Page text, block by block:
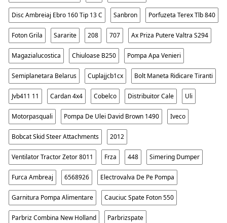
Disc Ambreiaj Ebro 160 Tip 13 C Sanbron Porfuzeta Terex Tlb 840
Foton Grila Sararite 208 707 Ax Priza Putere Valtra S294
Magazialucostica Chiuloase B250 Pompa Apa Venieri
Semiplanetara Belarus Cuplajjcb1cx Bolt Maneta Ridicare Tiranti
Jvb411 11 Cardan 4x4 Cobelco Distribuitor Cale Uli
Motorpasquali Pompa De Ulei David Brown 1490 Iveco
Bobcat Skid Steer Attachments 2012
Ventilator Tractor Zetor 8011 Frza 448 Simering Dumper
Furca Ambreaj 6568926 Electrovalva De Pe Pompa
Garnitura Pompa Alimentare Cauciuc Spate Foton 550
Parbriz Combina New Holland Parbrizspate